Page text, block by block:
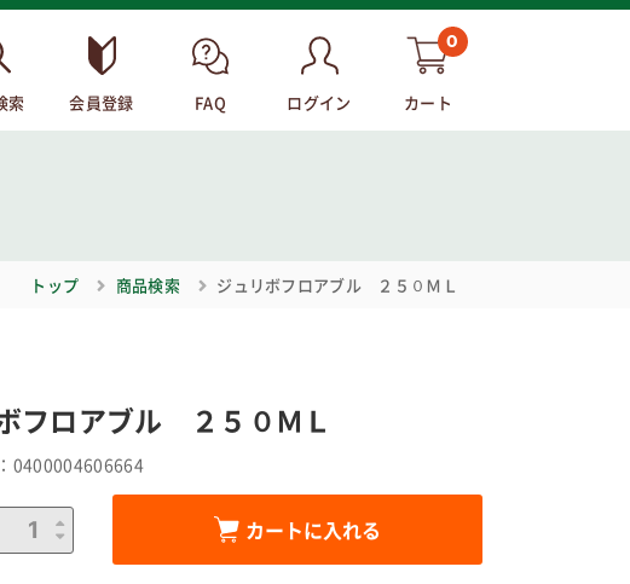
索 会員登録 FAQ ログイン
0
カート
トップ 商品検索 ジュリボフロアブル ２５０ＭＬ
フロアブル ２５０ＭＬ
0400004606664
カートに入れる